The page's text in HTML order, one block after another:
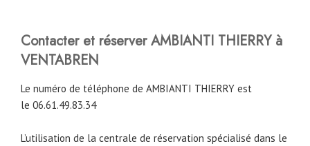
Contacter et réserver AMBIANTI THIERRY à
VENTABREN
Le numéro de téléphone de AMBIANTI THIERRY est
le 06.61.49.83.34
L’utilisation de la centrale de réservation spécialisé dans le